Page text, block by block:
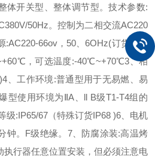
体开关型、整体调节型。技术参数:
50Hz。控制为二相交流AC220
:AC220-66ov，50、6OHz(订货时需
，可选温度:-40℃~+70℃3、相
4、工作环境:普通型用于无易燃、易
型使用环境为ⅡA、ll B级T1-T4组的
级:IP65/67（特殊订货IP68 )6、电机
钟。F级绝缘。 7、防腐涂装:高温烤
执行器任意位置安装，但必须注意电